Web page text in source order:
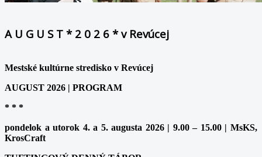
A U G U S T * 2 0 2 6 * v Revúcej
Mestské kultúrne stredisko v Revúcej
AUGUST 2026 | PROGRAM
* * *
pondelok a utorok 4. a 5. augusta 2026 | 9.00 – 15.00 | MsKS,
KrosCraft